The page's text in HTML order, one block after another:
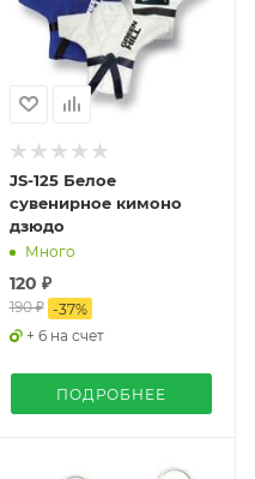
JS-125 Белое
сувенирное кимоно
дзюдо
Много
120 ₽
190 ₽ -37%
+ 6 на счет
ПОДРОБНЕЕ